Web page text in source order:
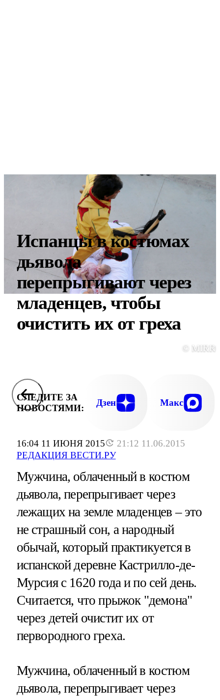
16:04 11 ИЮНЯ 2015
21:12 11.06.2015
РЕДАКЦИЯ ВЕСТИ.РУ
Испанцы в костюмах
дьявола
перепрыгивают через
младенцев, чтобы
очистить их от греха
©
СЛЕДИТЕ ЗА
НОВОСТЯМИ:
Дзен Макс
Мужчина, облаченный в костюм
дьявола, перепрыгивает через
лежащих на земле младенцев – это
не страшный сон, а народный
обычай, который практикуется в
испанской деревне Кастрилло-де-
Мурсия с 1620 года и по сей день.
Считается, что прыжок "демона"
через детей очистит их от
первородного греха.
Мужчина, облаченный в костюм
дьявола, перепрыгивает через